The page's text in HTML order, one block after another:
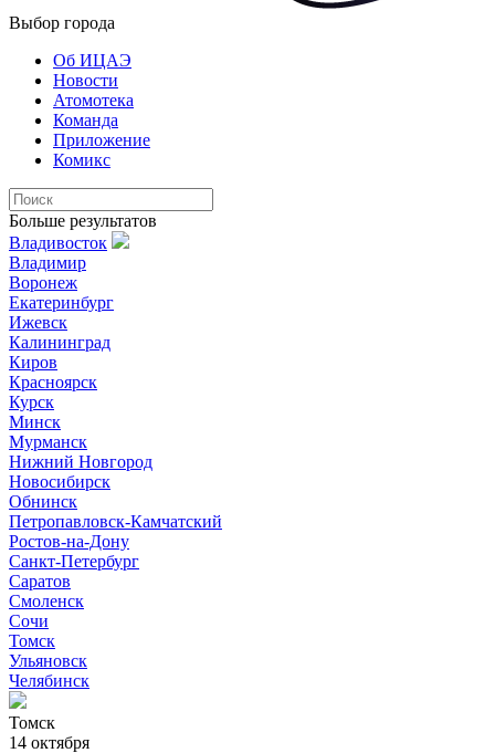
Выбор города
Об ИЦАЭ
Новости
Атомотека
Команда
Приложение
Комикс
Больше результатов
Владивосток
Владимир
Воронеж
Екатеринбург
Ижевск
Калининград
Киров
Красноярск
Курск
Минск
Мурманск
Нижний Новгород
Новосибирск
Обнинск
Петропавловск-Камчатский
Ростов-на-Дону
Санкт-Петербург
Саратов
Смоленск
Сочи
Томск
Ульяновск
Челябинск
Томск
14 октября